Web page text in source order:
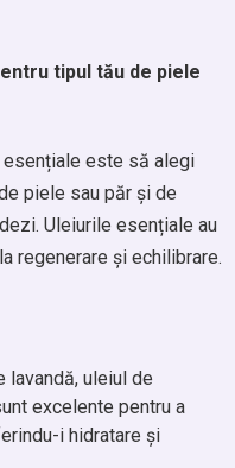
tipul tău de piele
este să alegi
piele sau păr și de
Uleiurile esențiale au
regenerare și echilibrare.
lavandă, uleiul de
excelente pentru a
i hidratare și